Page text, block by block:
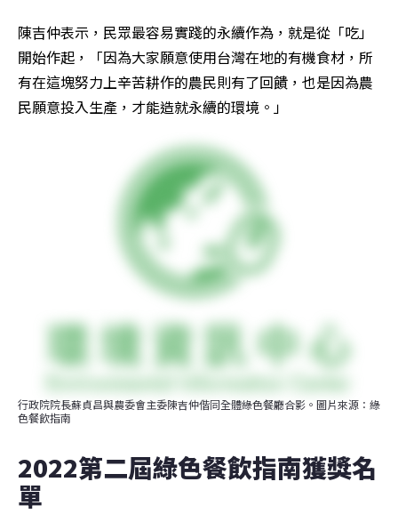
陳吉仲表示，民眾最容易實踐的永續作為，就是從「吃」
開始作起，「因為大家願意使用台灣在地的有機食材，所
有在這塊努力上辛苦耕作的農民則有了回饋，也是因為農
民願意投入生產，才能造就永續的環境。」
行政院院長蘇貞昌與農委會主委陳吉仲偕同全體綠色餐廳合影。圖片來源：綠
色餐飲指南
2022第二屆綠色餐飲指南獲獎名
單